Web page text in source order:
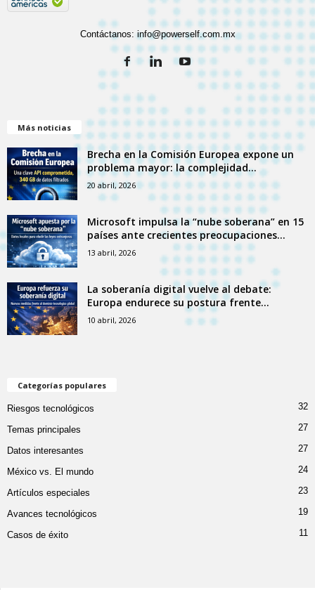
Contáctanos: info@powerself.com.mx
Más noticias
Brecha en la Comisión Europea expone un
problema mayor: la complejidad...
20 abril, 2026
Microsoft impulsa la “nube soberana” en 15
países ante crecientes preocupaciones...
13 abril, 2026
La soberanía digital vuelve al debate:
Europa endurece su postura frente...
10 abril, 2026
Categorías populares
Riesgos tecnológicos 32
Temas principales 27
Datos interesantes 27
México vs. El mundo 24
Artículos especiales 23
Avances tecnológicos 19
Casos de éxito 11